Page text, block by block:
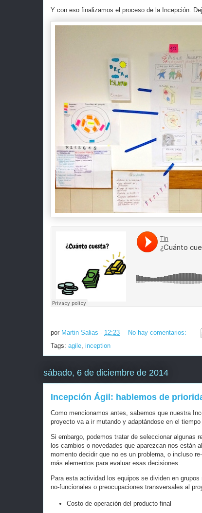
Y con eso finalizamos el proceso de la Incepción.
por Martin Salias - 12:23
No hay comentarios:
Tags: agile, inception
sábado, 6 de diciembre de 2014
Incepción Ágil: hablemos de
Como mencionamos antes, sabemos que nuestra
proyecto va a ir mutando y adaptándose en el
Si embargo, podemos tratar de seleccionar algunas
los cambios o novedades que aparezcan nos están
momento decidir que no es un problema, o incluso
más elementos para evaluar esas decisiones.
Para esta actividad los equipos se dividen en
no-funcionales o preocupaciones transversales al
Costo de operación del producto final